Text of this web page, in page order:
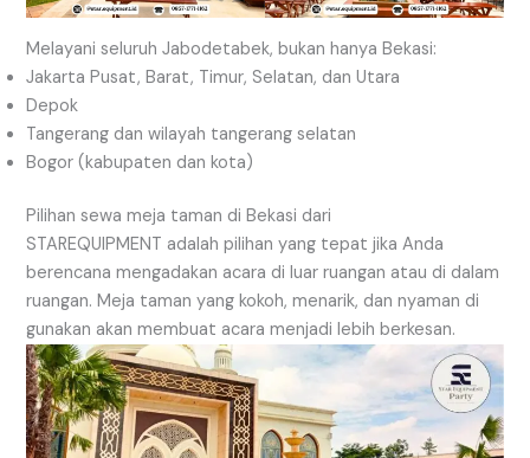
Melayani seluruh Jabodetabek, bukan hanya Bekasi:
Jakarta Pusat, Barat, Timur, Selatan, dan Utara
Depok
Tangerang dan wilayah tangerang selatan
Bogor (kabupaten dan kota)
Pilihan sewa meja taman di Bekasi dari
STAREQUIPMENT adalah pilihan yang tepat jika Anda
berencana mengadakan acara di luar ruangan atau di dalam
ruangan. Meja taman yang kokoh, menarik, dan nyaman di
gunakan akan membuat acara menjadi lebih berkesan.